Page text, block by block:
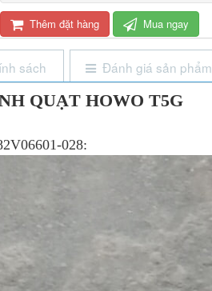
Thêm đặt hàng Mua ngay
sách Đánh giá sản phẩm
QUẠT HOWO T5G
028: